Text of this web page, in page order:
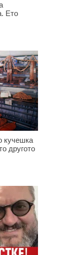
Ето
кучешка
другото